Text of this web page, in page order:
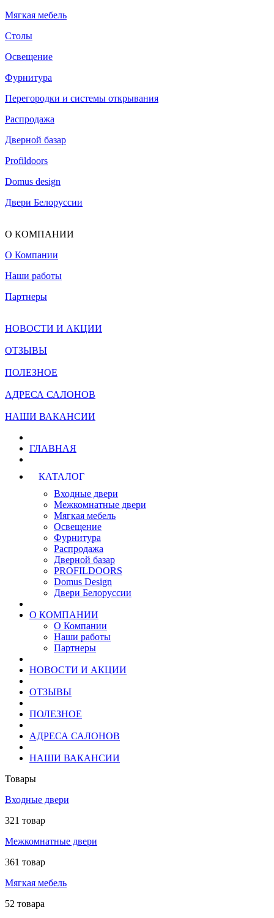
Мягкая мебель
Столы
Освещение
Фурнитура
Перегородки и системы открывания
Распродажа
Дверной базар
Profildoors
Domus design
Двери Белоруссии
О КОМПАНИИ
О Компании
Наши работы
Партнеры
НОВОСТИ И АКЦИИ
ОТЗЫВЫ
ПОЛЕЗНОЕ
АДРЕСА САЛОНОВ
НАШИ ВАКАНСИИ
ГЛАВНАЯ
КАТАЛОГ
Входные двери
Межкомнатные двери
Мягкая мебель
Освещение
Фурнитура
Распродажа
Дверной базар
PROFILDOORS
Domus Design
Двери Белоруссии
О КОМПАНИИ
О Компании
Наши работы
Партнеры
НОВОСТИ И АКЦИИ
ОТЗЫВЫ
ПОЛЕЗНОЕ
АДРЕСА САЛОНОВ
НАШИ ВАКАНСИИ
Товары
Входные двери
321 товар
Межкомнатные двери
361 товар
Мягкая мебель
52 товара